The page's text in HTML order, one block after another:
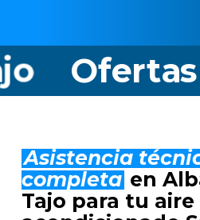
Aire
Asistencia
completa en
Tajo para tu aire